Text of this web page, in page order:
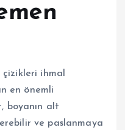
çizikleri ihmal
en önemli
boyanın alt
ve paslanmaya